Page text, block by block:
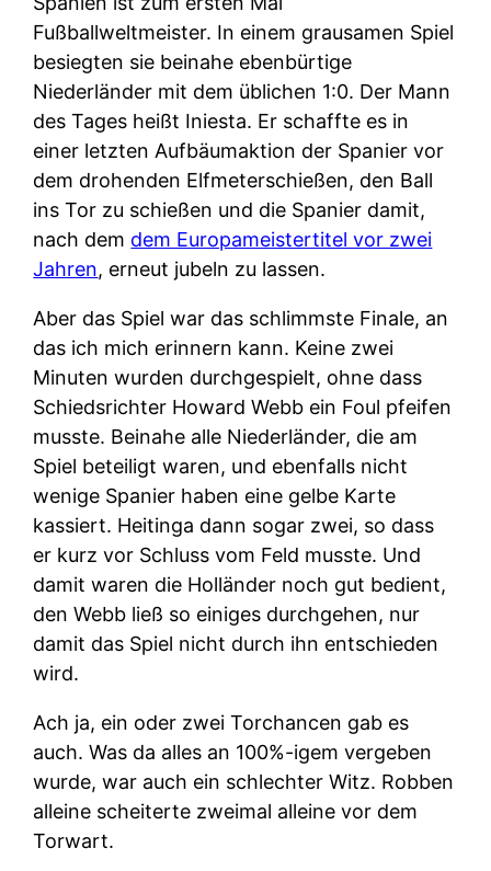
Fußballweltmeister. In einem grausamen Spiel
besiegten sie beinahe ebenbürtige
Niederländer mit dem üblichen 1:0. Der Mann
des Tages heißt Iniesta. Er schaffte es in
einer letzten Aufbäumaktion der Spanier vor
dem drohenden Elfmeterschießen, den Ball
ins Tor zu schießen und die Spanier damit,
nach dem dem Europameistertitel vor zwei
Jahren, erneut jubeln zu lassen.
Aber das Spiel war das schlimmste Finale, an
das ich mich erinnern kann. Keine zwei
Minuten wurden durchgespielt, ohne dass
Schiedsrichter Howard Webb ein Foul pfeifen
musste. Beinahe alle Niederländer, die am
Spiel beteiligt waren, und ebenfalls nicht
wenige Spanier haben eine gelbe Karte
kassiert. Heitinga dann sogar zwei, so dass
er kurz vor Schluss vom Feld musste. Und
damit waren die Holländer noch gut bedient,
den Webb ließ so einiges durchgehen, nur
damit das Spiel nicht durch ihn entschieden
wird.
Ach ja, ein oder zwei Torchancen gab es
auch. Was da alles an 100%-igem vergeben
wurde, war auch ein schlechter Witz. Robben
alleine scheiterte zweimal alleine vor dem
Torwart.